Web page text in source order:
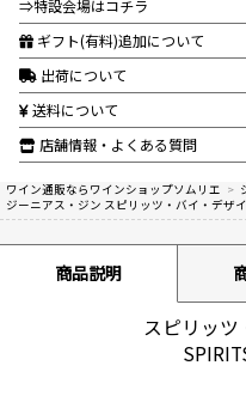
⇒特設会場はコチラ
ギフト(有料)追加について
出荷について
送料について
店舗情報・よくある質問
ワイン通販ならワインショップソムリエ >
ジーニアス・ジン スピリッツ・バイ・デザ
商品説明
スピリッ